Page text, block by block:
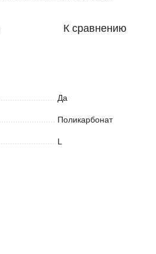
К сравнению
Да
Поликарбонат
L